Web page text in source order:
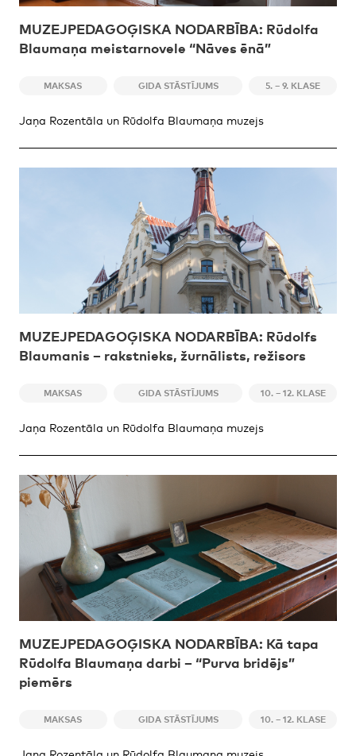
MUZEJPEDAGOĢISKA NODARBĪBA: Rūdolfa
Blaumaņa meistarnovele “Nāves ēnā”
MAKSAS GIDA STĀSTĪJUMS 5. – 9. KLASE
Jaņa Rozentāla un Rūdolfa Blaumaņa muzejs
MUZEJPEDAGOĢISKA NODARBĪBA: Rūdolfs
Blaumanis – rakstnieks, žurnālists, režisors
MAKSAS GIDA STĀSTĪJUMS 10. – 12. KLASE
Jaņa Rozentāla un Rūdolfa Blaumaņa muzejs
MUZEJPEDAGOĢISKA NODARBĪBA: Kā tapa
Rūdolfa Blaumaņa darbi – “Purva bridējs”
piemērs
MAKSAS GIDA STĀSTĪJUMS 10. – 12. KLASE
Jaņa Rozentāla un Rūdolfa Blaumaņa muzejs